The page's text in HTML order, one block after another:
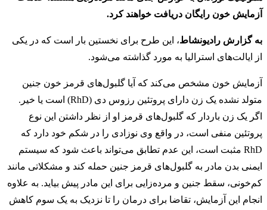
آزمایش خون رایگان دریافت خواهند کرد.
به گزارش رادیونشاط، این طرح برای نخستین بار است که در یکی
از ایالت‌های استرالیا به مورد گذاشته می‌شود.
آزمایش خون مشخص می‌کند که آیا گلبول‌های قرمز خون جنین
متولد نشده یک زن دارای پروتئین رزوس دی (RhD) است یا خیر.
اگر یک زن باردار که گلبول‌های قرمز او از نظر داشتن این نوع
پروتئین منفی است، در واقع وی نوزادی را در شکم خود دارد که
RhD مثبت است، این عدم تطابق می‌تواند باعث شود که سیستم
ایمنی بدن مادر به گلبول‌های قرمز جنین حمله کند و مشکلاتی مانند
کم‌خونی، سقط جنین و مرده‌زایی برای این مادر پیش بیاید. به علاوه
انجام این آزمایش، تقاضا برای درمان را تا نزدیک به یک سوم کاهش